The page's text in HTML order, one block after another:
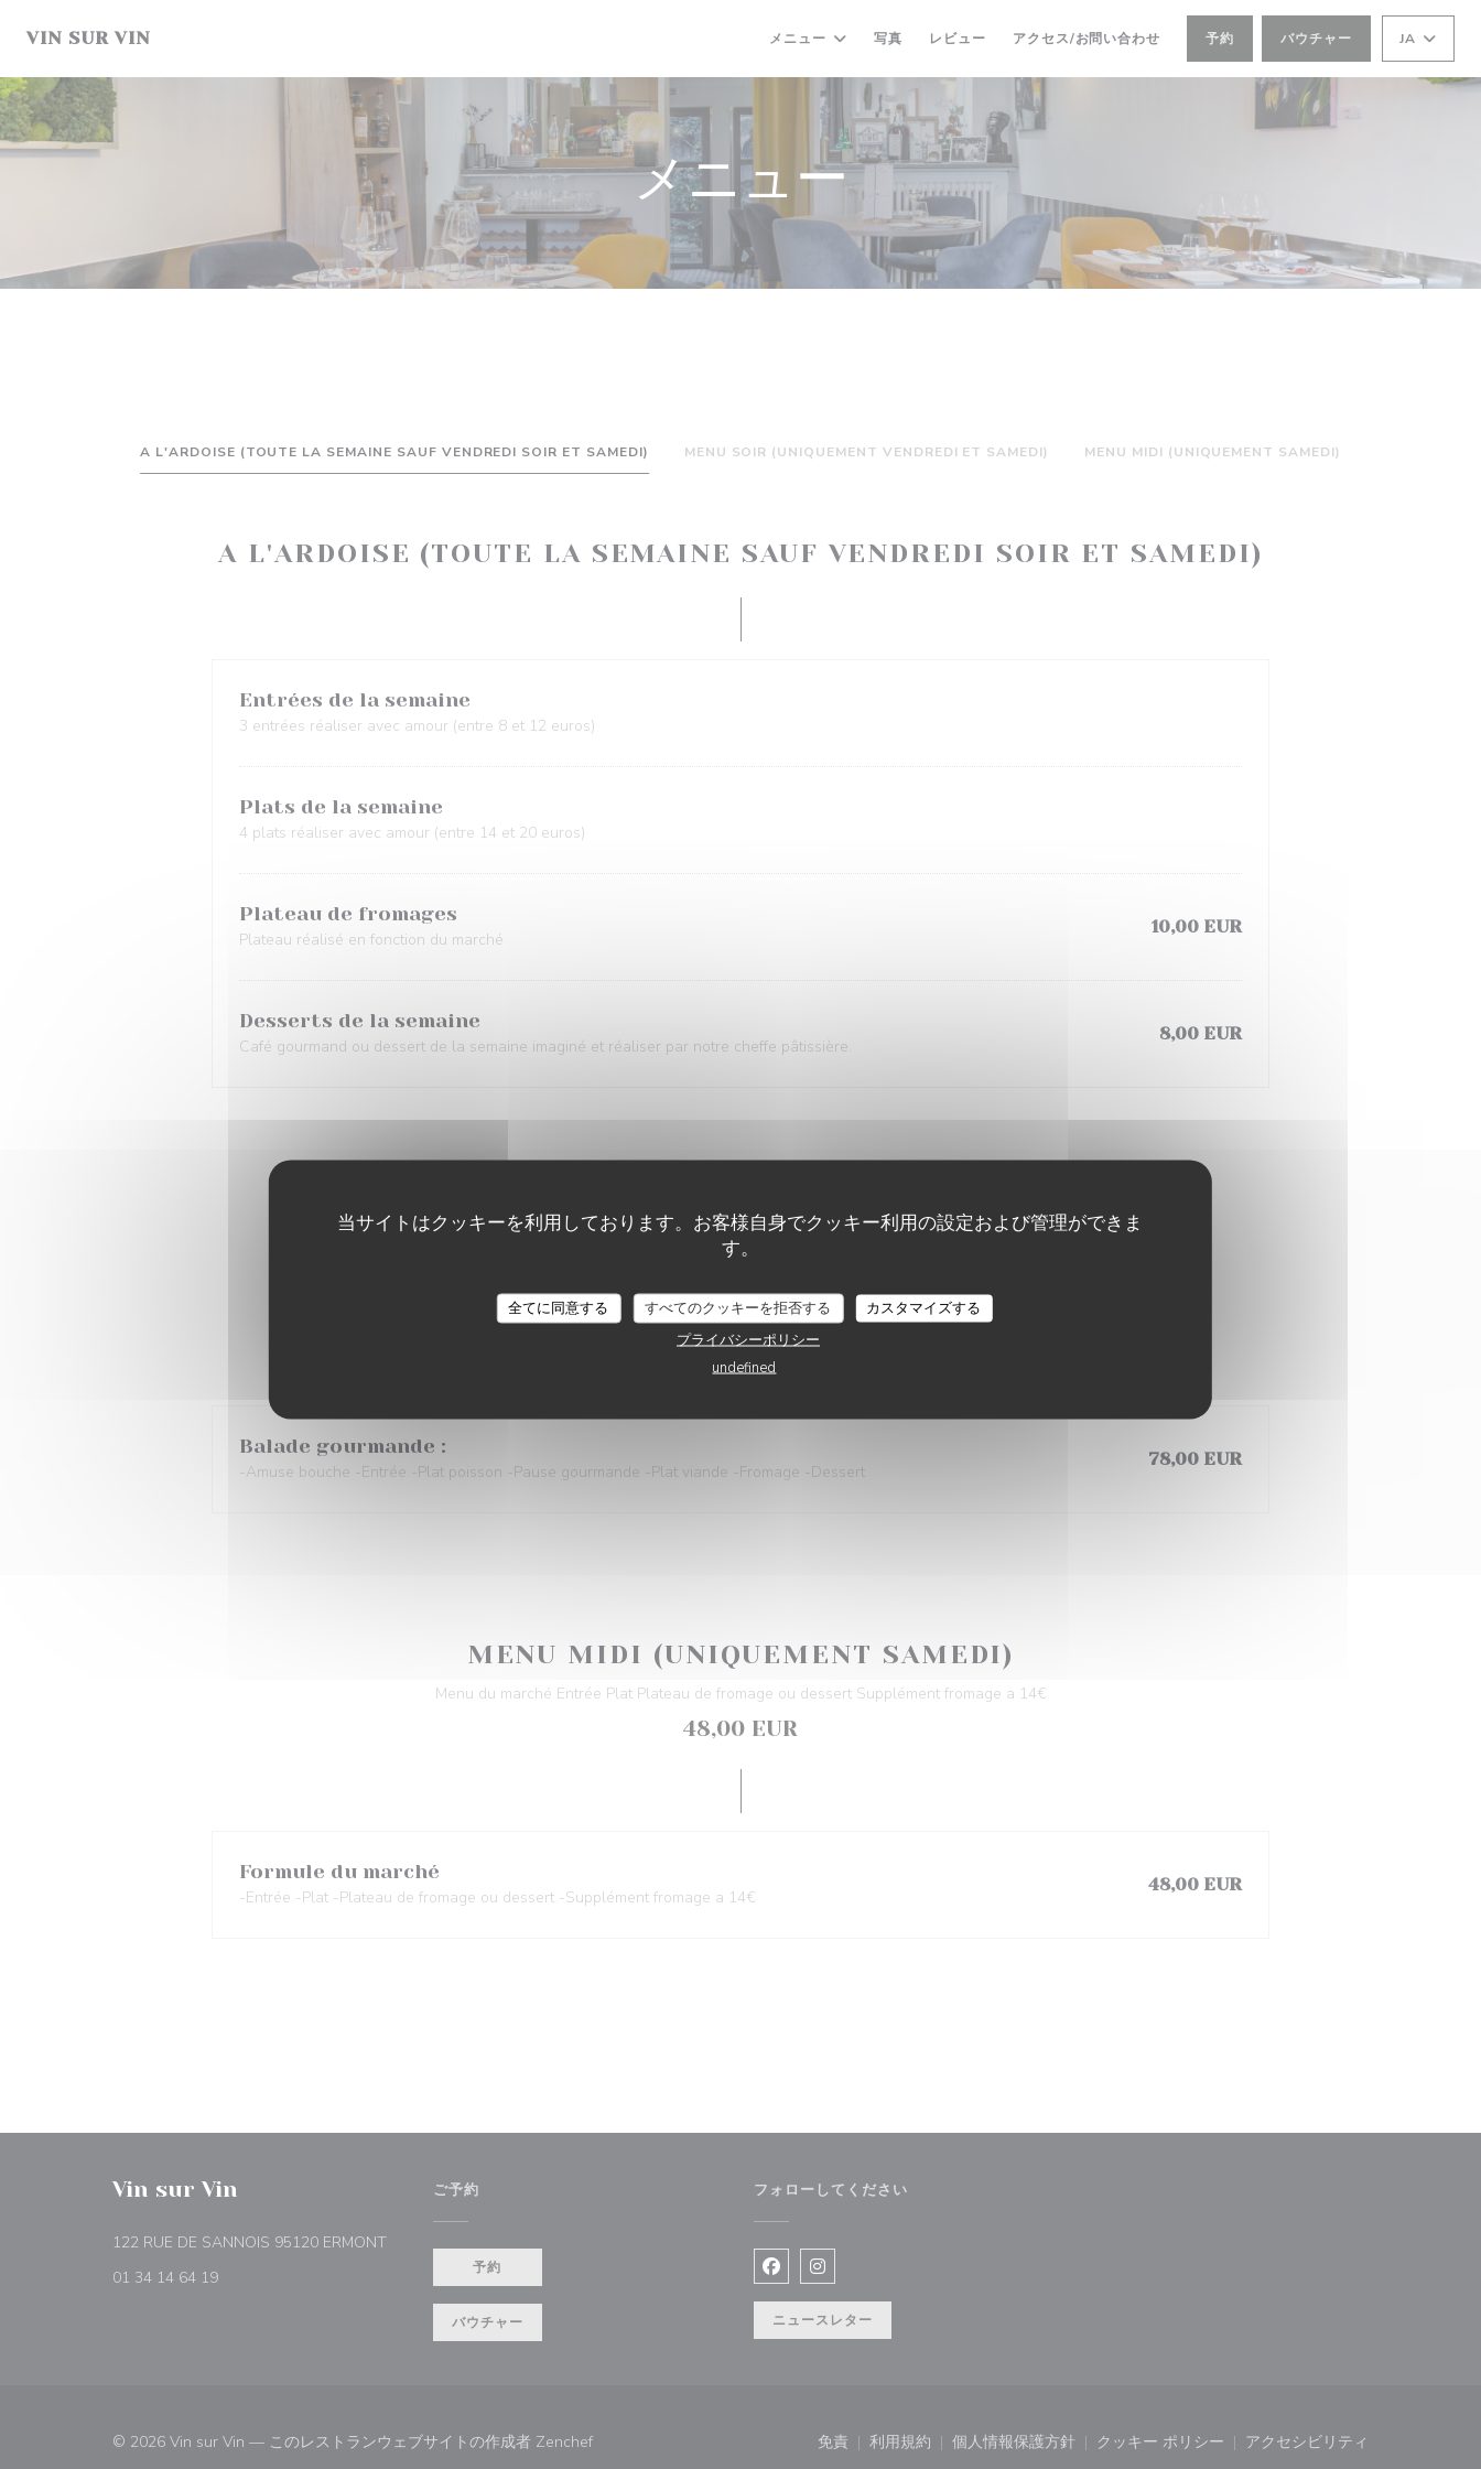
当サイトはクッキーを利用しております。お客様自身でクッキー利用の設定および管理ができま
す。
全てに同意する すべてのクッキーを拒否する
カスタマイズする
プライバシーポリシー
undefined
VIN SUR VIN メニュー 写真 レビュー アクセス/お問い合わせ 予約 バウチャー JA
メニュー
A L'ARDOISE (TOUTE LA SEMAINE SAUF VENDREDI SOIR ET SAMEDI) MENU SOIR (UNIQUEMENT VENDREDI ET SAMEDI) MENU MIDI (UNIQUEMENT SAMEDI)
A L'ARDOISE (TOUTE LA SEMAINE SAUF VENDREDI SOIR ET SAMEDI)
Entrées de la semaine
3 entrées réaliser avec amour (entre 8 et 12 euros)
Plats de la semaine
4 plats réaliser avec amour (entre 14 et 20 euros)
Plateau de fromages
Plateau réalisé en fonction du marché
10,00 EUR
Desserts de la semaine
Café gourmand ou dessert de la semaine imaginé et réaliser par notre cheffe pâtissière.
8,00 EUR
MENU SOIR (UNIQUEMENT VENDREDI ET SAMEDI)
78,00 EUR
Balade gourmande :
-Amuse bouche -Entrée -Plat poisson -Pause gourmande -Plat viande -Fromage -Dessert
78,00 EUR
MENU MIDI (UNIQUEMENT SAMEDI)
Menu du marché Entrée Plat Plateau de fromage ou dessert Supplément fromage a 14€
48,00 EUR
Formule du marché
-Entrée -Plat -Plateau de fromage ou dessert -Supplément fromage a 14€
48,00 EUR
Vin sur Vin
122 RUE DE SANNOIS 95120 ERMONT((新しいウィンドウで開きます))
01 34 14 64 19
ご予約
予約
バウチャー
フォローしてください
Facebook ((新しいウィンドウで開きます))
Instagram ((新しいウィンドウで開きます))
ニュースレター
© 2026 Vin sur Vin — このレストランウェブサイトの作成者 Zenchef((新しいウィンドウで開きます)) 免責
((新しいウィンドウで開きます))
利用規約
((新しいウィンドウで開きます))
個人情報保護方針
((新しいウィンドウで開きます))
クッキー ポリシー
((新しいウィンドウで開きます))
アクセシビリティ
((新しいウィンドウで開
VIN SUR VIN